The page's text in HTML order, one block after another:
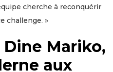
cherche à reconquérir
challenge. »
Mariko,
aux